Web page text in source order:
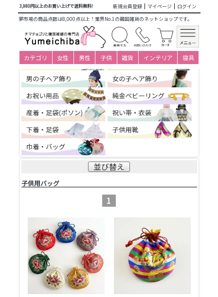
3,980円以上のお買い上げで送料無料! 新規会員登録 マイページ
ログイン
夢市場の商品点数は8,000点以上！業界No.1の韓国雑貨のネットショップです。
カテゴリ 女性 男性 子供 雑貨 インテリア 寝具
商品カテゴリ一覧>子供衣装小物下着> 子供用バッグ
並び替え
子供用バッグ
1